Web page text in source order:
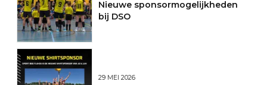
Nieuwe sponsormogelijkheden
bij DSO
29 MEI 2026